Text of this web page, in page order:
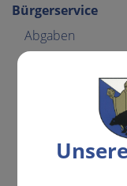
Bürgerservice
Abgaben
Hinweise für
Lebenslagen